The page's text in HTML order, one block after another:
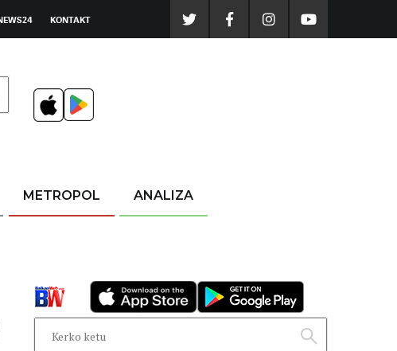
KONTAKT
METROPOL ANALIZA